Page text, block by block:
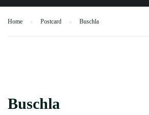
Home Postcard Buschla
Buschla